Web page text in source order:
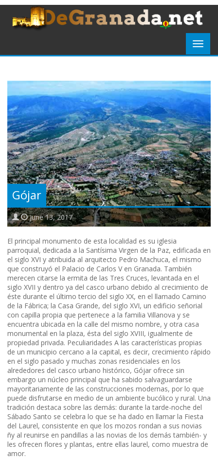
Gójar
June 13, 2017
El principal monumento de esta localidad es su iglesia
parroquial, dedicada a la Santísima Virgen de la Paz, edificada en
el siglo XVI y atribuida al arquitecto Pedro Machuca, el mismo
que construyó el Palacio de Carlos V en Granada. También
merecen citarse la ermita de las Tres Cruces, levantada en el
siglo XVII y dentro ya del casco urbano debido al crecimiento de
éste durante el último tercio del siglo XX, en el llamado Camino
de la Fábrica; la Casa Grande, del siglo XVI, un edificio señorial
con capilla propia que pertenece a la familia Villanova y se
encuentra ubicada en la calle del mismo nombre, y otra casa
monumental en la plaza, ésta del siglo XVIII, igualmente de
propiedad privada. Peculiaridades A las características propias
de un municipio cercano a la capital, es decir, crecimiento rápido
en el siglo pasado y muchas zonas residenciales en los
alrededores del casco urbano histórico, Gójar ofrece sin
embargo un núcleo principal que ha sabido salvaguardarse
mayoritariamente de las construcciones modernas, por lo que
puede disfrutarse en medio de un ambiente bucólico y rural. Una
tradición destaca sobre las demás: durante la tarde-noche del
Sábado Santo se celebra lo que se ha dado en llamar la Fiesta
del Laurel, consistente en que los mozos rondan a sus novias
ñy al reunirse en pandillas a las novias de los demás también- y
les ofrecen flores y plantas, entre ellas laurel, como muestra de
amor.